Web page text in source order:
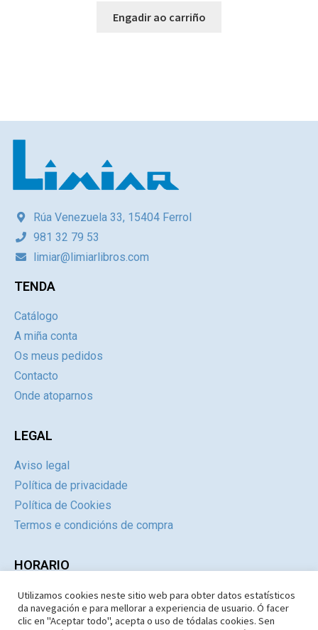
Engadir ao carriño
Rúa Venezuela 33, 15404 Ferrol
981 32 79 53
limiar@limiarlibros.com
TENDA
Catálogo
A miña conta
Os meus pedidos
Contacto
Onde atoparnos
LEGAL
Aviso legal
Política de privacidade
Política de Cookies
Termos e condicións de compra
HORARIO
Día Mañás
Tardes
Luns a Xoves
09:30 – 14.30
Pechado
Utilizamos cookies neste sitio web para obter datos estatísticos
da navegación e para mellorar a experiencia de usuario. Ó facer
clic en "Aceptar todo", acepta o uso de tódalas cookies. Sen